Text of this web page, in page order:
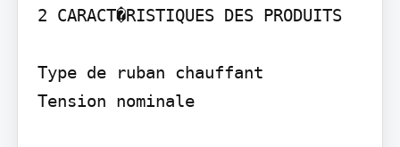
2 CARACT�RISTIQUES DES PRODUITS
Type de ruban chauffant
Tension nominale